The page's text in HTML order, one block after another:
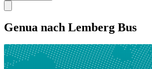
Genua nach Lemberg Bus